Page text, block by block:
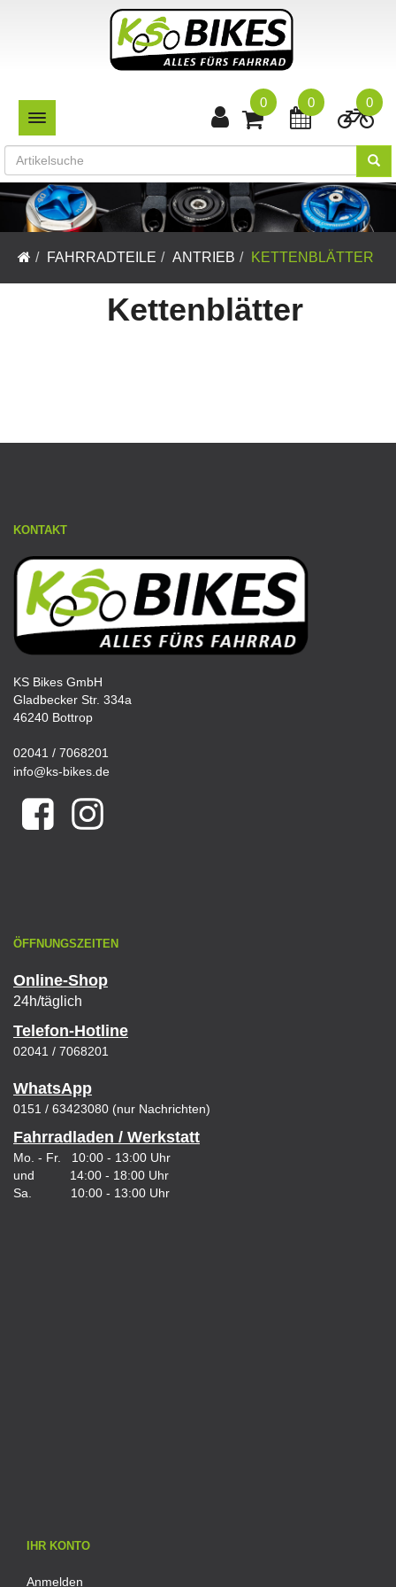
TOGGLE NAVIGATION
0
0
0
FAHRRADTEILE ANTRIEB KETTENBLÄTTER
Kettenblätter
KONTAKT
KS Bikes GmbH
Gladbecker Str. 334a
46240 Bottrop
02041 / 7068201
info@ks-bikes.de
ÖFFNUNGSZEITEN
Online-Shop
24h/täglich
Telefon-Hotline
02041 / 7068201
WhatsApp
0151 / 63423080 (nur Nachrichten)
Fahrradladen / Werkstatt
Mo. - Fr. 10:00 - 13:00 Uhr
und 14:00 - 18:00 Uhr
Sa. 10:00 - 13:00 Uhr
IHR KONTO
Anmelden